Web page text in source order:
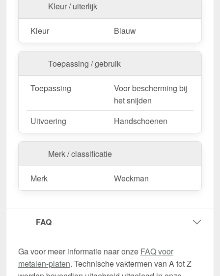
Kleur / uiterlijk
Kleur Blauw
Toepassing / gebruik
Toepassing
Voor bescherming bij
het snijden
Uitvoering
Handschoenen
Merk / classificatie
Merk Weckman
FAQ
Ga voor meer informatie naar onze FAQ voor
metalen-platen. Technische vaktermen van A tot Z